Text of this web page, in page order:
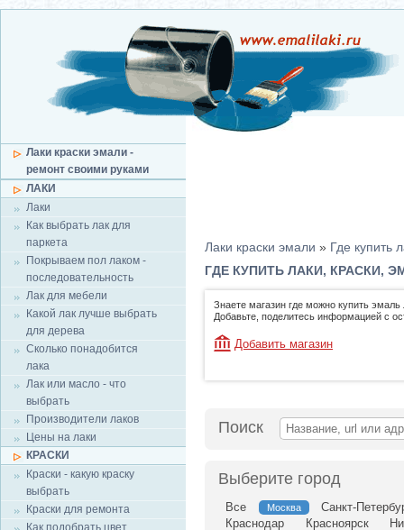
Лаки краски эмали -
ремонт своими руками
ЛАКИ
Лаки
Как выбрать лак для
паркета
Покрываем пол лаком -
последовательность
Лак для мебели
Какой лак лучше выбрать
для дерева
Сколько понадобится
лака
Лак или масло - что
выбрать
Производители лаков
Цены на лаки
КРАСКИ
Краски - какую краску
выбрать
Краски для ремонта
Как подобрать цвет
Лаки краски эмали » Где купить
ГДЕ КУПИТЬ ЛАКИ, КРАСКИ,
Знаете магазин где можно купить эмаль
Добавьте, поделитесь информацией с
Добавить магазин
Поиск
Выберите город
Все Москва
Санкт-
Краснодар
Красноярск